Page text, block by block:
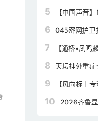
5
【中国声音
联合治疗新
瘤耐药困境
6 045密网护卫
7
【通桥•凤鸣
8 天坛神外重症
9
【风向标｜
10 2026齐鲁